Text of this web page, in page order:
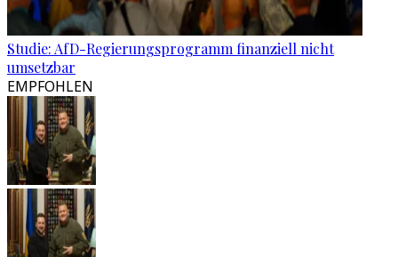
Studie: AfD-Regierungsprogramm finanziell nicht
umsetzbar
EMPFOHLEN